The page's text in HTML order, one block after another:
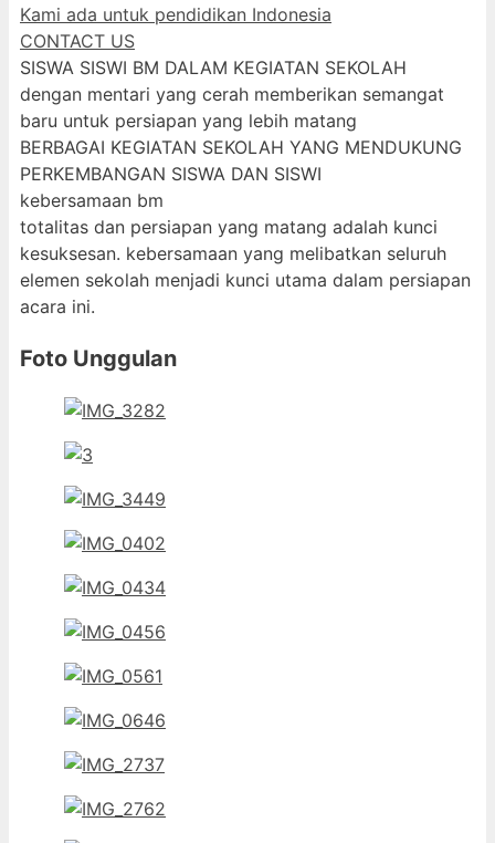
Kami ada untuk pendidikan Indonesia
CONTACT US
SISWA SISWI BM DALAM KEGIATAN SEKOLAH
dengan mentari yang cerah memberikan semangat
baru untuk persiapan yang lebih matang
BERBAGAI KEGIATAN SEKOLAH YANG MENDUKUNG
PERKEMBANGAN SISWA DAN SISWI
kebersamaan bm
totalitas dan persiapan yang matang adalah kunci
kesuksesan. kebersamaan yang melibatkan seluruh
elemen sekolah menjadi kunci utama dalam persiapan
acara ini.
Foto Unggulan